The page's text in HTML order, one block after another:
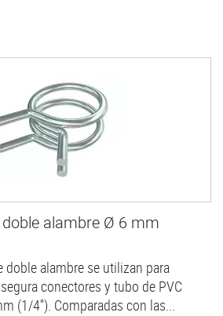
alambre Ø 6 mm
doble alambre se utilizan para
conectores y tubo de PVC
(1/4''). Comparadas con las...